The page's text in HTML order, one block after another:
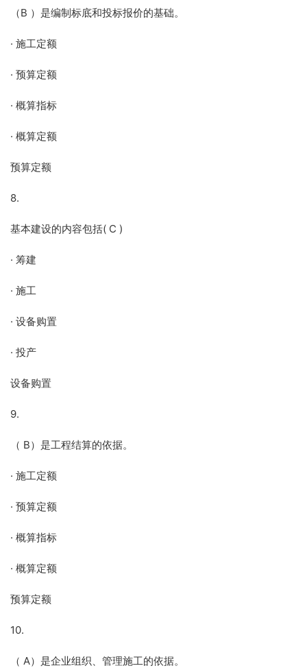
（B ）是编制标底和投标报价的基础。
· 施工定额
· 预算定额
· 概算指标
· 概算定额
预算定额
8.
基本建设的内容包括( C )
· 筹建
· 施工
· 设备购置
· 投产
设备购置
9.
（ B）是工程结算的依据。
· 施工定额
· 预算定额
· 概算指标
· 概算定额
预算定额
10.
（ A）是企业组织、管理施工的依据。